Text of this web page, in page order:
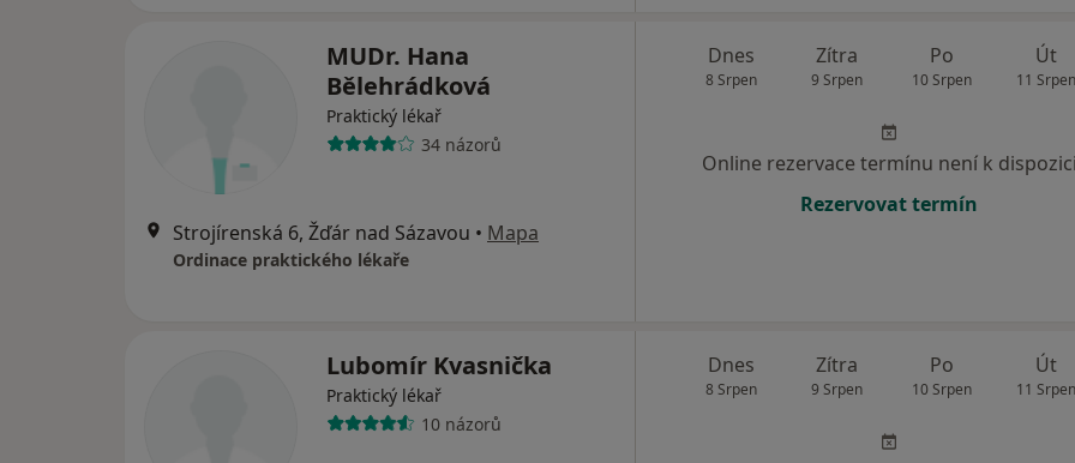
MUDr. Hana
Bělehrádková
Praktický lékař
34 názorů
Strojírenská 6, Žďár nad Sázavou • Mapa
Ordinace praktického lékaře
Dnes
8 Srpen
Zítra
9 Srpen
Po
10 Srpen
Út
11 Srpen
Online rezervace termínu není k dispozici
Rezervovat termín
Lubomír Kvasnička
Praktický lékař
10 názorů
Dnes
8 Srpen
Zítra
9 Srpen
Po
10 Srpen
Út
11 Srpen